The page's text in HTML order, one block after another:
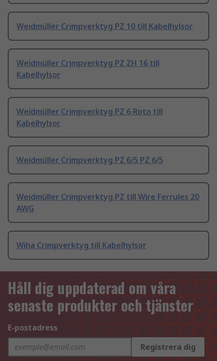
Weidmüller Crimpverktyg PZ 10 till Kabelhylsor
Weidmüller Crimpverktyg PZ ZH 16 till
Kabelhylsor
Weidmüller Crimpverktyg PZ 6 Roto till
Kabelhylsor
Weidmüller Crimpverktyg PZ 6/5 PZ 6/5
Weidmüller Crimpverktyg PZ till Wire Ferrules 20
AWG
Wiha Crimpverktyg till Kabelhylsor
Håll dig uppdaterad om våra
senaste produkter och tjänster
E-postadress
Registrera dig